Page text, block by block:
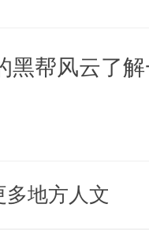
黑帮风云了
多地方人文